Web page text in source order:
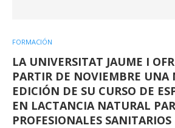
FORMACIÓN
LA UNIVERSITAT JAUME I
PARTIR DE NOVIEMBRE UNA
EDICIÓN DE SU CURSO DE
EN LACTANCIA NATURAL
PROFESIONALES SANITARIOS